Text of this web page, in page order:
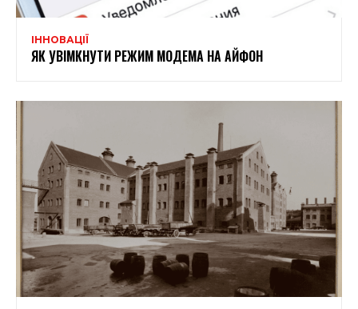
ІННОВАЦІЇ
ЯК УВІМКНУТИ РЕЖИМ МОДЕМА НА АЙФОН